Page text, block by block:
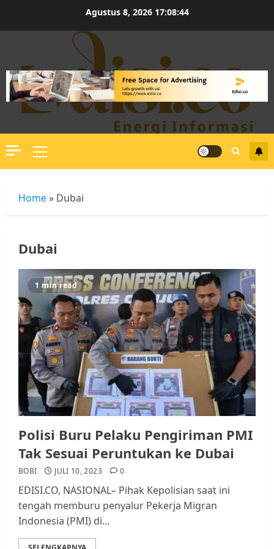
Agustus 8, 2026 17:08:44
Primary
Menu
Home » Dubai
Dubai
1 min read
Polisi Buru Pelaku Pengiriman PMI
Tak Sesuai Peruntukan ke Dubai
BOBI JULI 10, 2023 0
EDISI.CO, NASIONAL– Pihak Kepolisian saat ini
tengah memburu penyalur Pekerja Migran
Indonesia (PMI) di...